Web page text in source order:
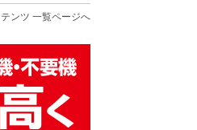
ンツ 一覧ページへ